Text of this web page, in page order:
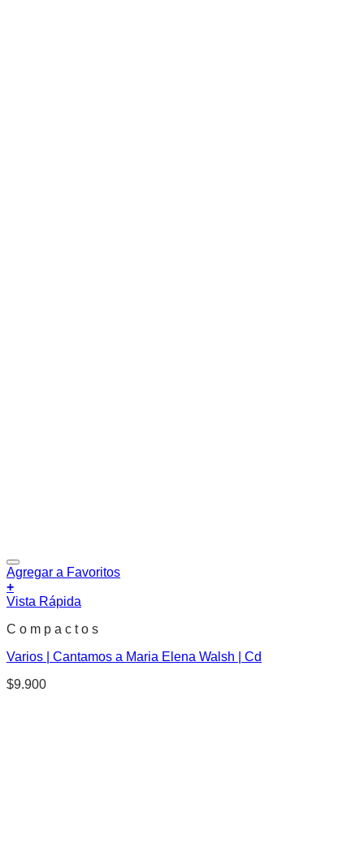
Agregar a Favoritos
+
Vista Rápida
C o m p a c t o s
Varios | Cantamos a Maria Elena Walsh | Cd
$9.900